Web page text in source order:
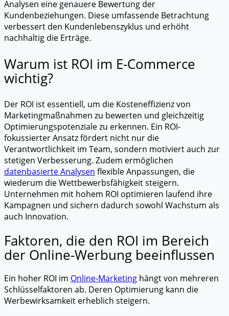
Analysen eine genauere Bewertung der
Kundenbeziehungen. Diese umfassende Betrachtung
verbessert den Kundenlebenszyklus und erhöht
nachhaltig die Erträge.
Warum ist ROI im E-Commerce
wichtig?
Der ROI ist essentiell, um die Kosteneffizienz von
Marketingmaßnahmen zu bewerten und gleichzeitig
Optimierungspotenziale zu erkennen. Ein ROI-
fokussierter Ansatz fördert nicht nur die
Verantwortlichkeit im Team, sondern motiviert auch zur
stetigen Verbesserung. Zudem ermöglichen
datenbasierte Analysen flexible Anpassungen, die
wiederum die Wettbewerbsfähigkeit steigern.
Unternehmen mit hohem ROI optimieren laufend ihre
Kampagnen und sichern dadurch sowohl Wachstum als
auch Innovation.
Faktoren, die den ROI im Bereich
der Online-Werbung beeinflussen
Ein hoher ROI im Online-Marketing hängt von mehreren
Schlüsselfaktoren ab. Deren Optimierung kann die
Werbewirksamkeit erheblich steigern.